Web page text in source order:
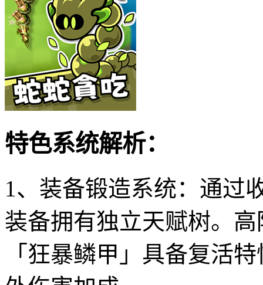
特色系统解析：
1、装备锻造系统：通过
装备拥有独立天赋树。
「狂暴鳞甲」具备复活